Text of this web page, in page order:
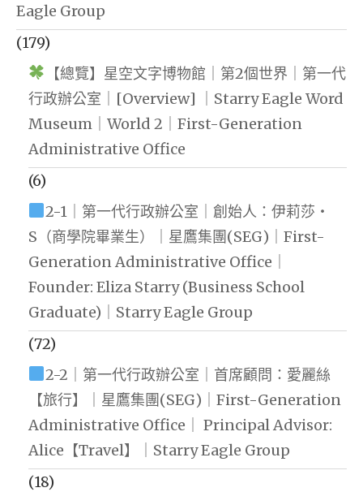
Eagle Group
(179)
【總覽】星空文字博物館｜第2個世界｜第一代
行政辦公室｜[Overview] ｜Starry Eagle Word
Museum｜World 2｜First-Generation
Administrative Office
(6)
2-1｜第一代行政辦公室｜創始人：伊莉莎・
S（商學院畢業生）｜星鷹集團(SEG)｜First-
Generation Administrative Office｜
Founder: Eliza Starry (Business School
Graduate)｜Starry Eagle Group
(72)
2-2｜第一代行政辦公室｜首席顧問：愛麗絲
【旅行】｜星鷹集團(SEG)｜First-Generation
Administrative Office｜ Principal Advisor:
Alice【Travel】｜Starry Eagle Group
(18)